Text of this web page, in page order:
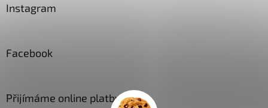
Instagram
Facebook
Přijímáme online platby